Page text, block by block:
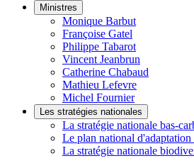
Ministres
Monique Barbut
Françoise Gatel
Philippe Tabarot
Vincent Jeanbrun
Catherine Chabaud
Mathieu Lefevre
Michel Fournier
Les stratégies nationales
La stratégie nationale bas-
Le plan national
La stratégie nationale